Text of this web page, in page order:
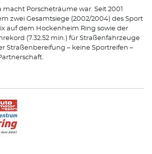
macht Porscheträume war. Seit 2001
zwei Gesamtsiege (2002/2004) des Sport
auf dem Hockenheim Ring sowie der
(7.32.52 min.) für Straßenfahrzeuge
Straßenbereifung – keine Sportreifen –